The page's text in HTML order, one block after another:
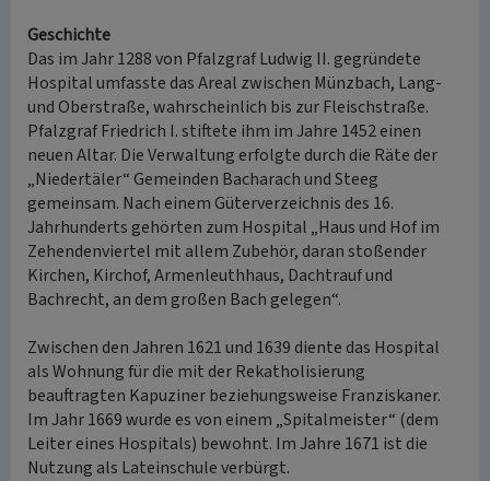
Geschichte
Das im Jahr 1288 von Pfalzgraf Ludwig II. gegründete
Hospital umfasste das Areal zwischen Münzbach, Lang-
und Oberstraße, wahrscheinlich bis zur Fleischstraße.
Pfalzgraf Friedrich I. stiftete ihm im Jahre 1452 einen
neuen Altar. Die Verwaltung erfolgte durch die Räte der
„Niedertäler“ Gemeinden Bacharach und Steeg
gemeinsam. Nach einem Güterverzeichnis des 16.
Jahrhunderts gehörten zum Hospital „Haus und Hof im
Zehendenviertel mit allem Zubehör, daran stoßender
Kirchen, Kirchof, Armenleuthhaus, Dachtrauf und
Bachrecht, an dem großen Bach gelegen“.
Zwischen den Jahren 1621 und 1639 diente das Hospital
als Wohnung für die mit der Rekatholisierung
beauftragten Kapuziner beziehungsweise Franziskaner.
Im Jahr 1669 wurde es von einem „Spitalmeister“ (dem
Leiter eines Hospitals) bewohnt. Im Jahre 1671 ist die
Nutzung als Lateinschule verbürgt.